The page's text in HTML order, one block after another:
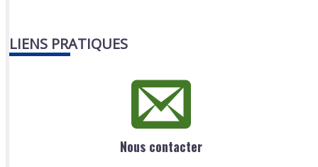
LIENS PRATIQUES
Nous contacter